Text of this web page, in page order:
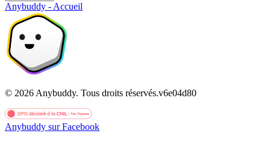
Anybuddy - Accueil
© 2026 Anybuddy. Tous droits réservés.v6e04d80
Anybuddy sur Facebook